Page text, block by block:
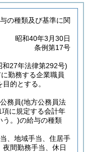
の種類及び基準に関
昭和40年3月30日
条例第17号
和27年法律第292号)
勤務する企業職員
的とする。
務員(地方公務員法
に規定する会計年
う。)の給与の種類
、地域手当、住居手
間勤務手当、休日